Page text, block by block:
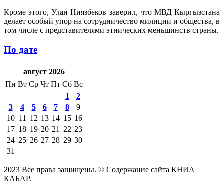
Кроме этого, Улан Ниязбеков заверил, что МВД Кыргызстана
делает особый упор на сотрудничество милиции и общества, в
том числе с представителями этнических меньшинств страны.
По дате
август 2026
Пн Вт Ср Чт Пт Сб Вс
1
2
3
4 5 6 7 8
9
10 11 12 13 14 15 16
17 18 19 20 21 22 23
24 25 26 27 28 29 30
31
2023 Все права защищены. © Содержание сайта КНИА
КАБАР.